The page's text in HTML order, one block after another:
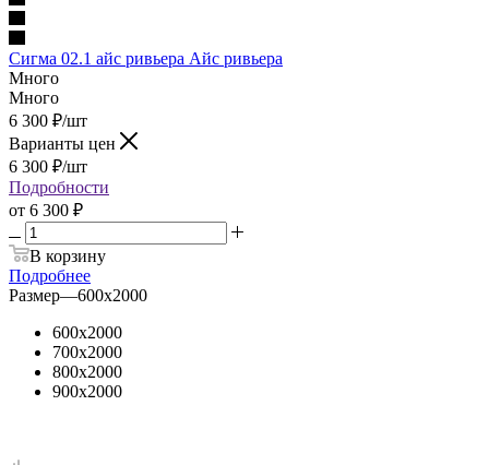
Сигма 02.1 айс ривьера Айс ривьера
Много
Много
6 300 ₽/шт
Варианты цен
6 300 ₽/шт
Подробности
от 6 300 ₽
В корзину
Подробнее
Размер—600х2000
600х2000
700х2000
800х2000
900х2000